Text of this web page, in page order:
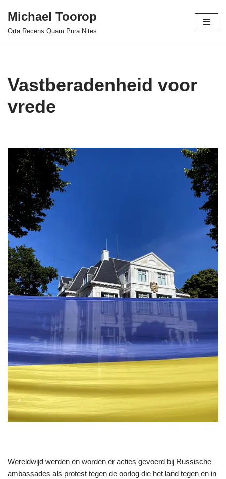
Ga
Michael Toorop
Orta Recens Quam Pura Nites
Vastberadenheid voor
vrede
Wereldwijd werden en worden er acties gevoerd bij Russische
ambassades als protest tegen de oorlog die het land tegen en in